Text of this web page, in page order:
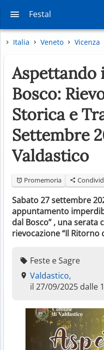
Festal
Italia Veneto Vicenza
Aspettando
Bosco:
Storica e
Settembre
Valdastico
Promemoria
Sabato 27 settembre
appuntamento
dal Bosco” , una serata
rievocazione “Il Ritorno
Feste e Sagre
Valdastico,
il 27/09/2025 dalle